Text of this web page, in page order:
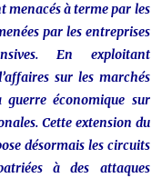
menacés à terme par les
par les entreprises
En exploitant
sur les marchés
économique sur
Cette extension du
désormais les circuits
à des attaques